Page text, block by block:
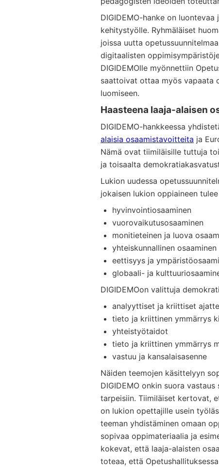
DIGIDEMO-hanke on
kehitystyölle. Ryhmäläiset
joissa uutta
digitaalisten
DIGIDEMOlle myönnettiin
saattoivat ottaa myös vapaata
luomiseen.
Haasteena laaja-alaisen
DIGIDEMO-hankkeessa
alaisia osaamistavoitteita ja
Nämä ovat tiimiläisille tuttuja
ja toisaalta
Lukion uudessa
jokaisen lukion oppiaineen
hyvinvointiosaaminen
vuorovaikutusosaaminen
monitieteinen ja luova
yhteiskunnallinen osaaminen
eettisyys ja
globaali- ja
DIGIDEMOon valittuja
analyyttiset ja kriittiset
tieto ja kriittinen ymmärrys
yhteistyötaidot
tieto ja kriittinen ymmärrys
vastuu ja kansalaisasenne
Näiden teemojen käsittelyyn
DIGIDEMO onkin suora
tarpeisiin. Tiimiläiset kertovat,
on lukion opettajille usein
teeman yhdistäminen omaan
sopivaa oppimateriaalia ja
kokevat, että laaja-alaisten
toteaa, että